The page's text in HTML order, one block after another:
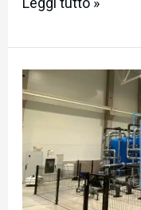
IMMMES
protagonista
a
2025